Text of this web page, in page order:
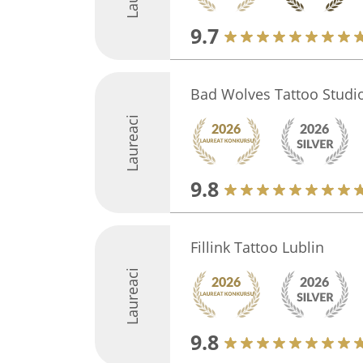
9.7
Laureaci
Bad Wolves Tattoo
9.8
Laureaci
Fillink Tattoo Lublin
9.8